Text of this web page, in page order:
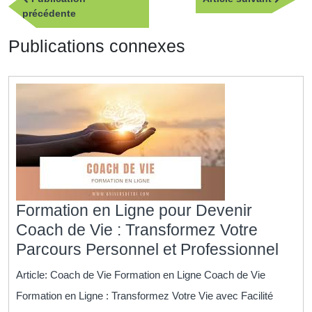
de
l’article
précédentePublication
précédente
Publications connexes
Formation en Ligne pour Devenir
Coach de Vie : Transformez Votre
Parcours Personnel et Professionnel
Article: Coach de Vie Formation en Ligne Coach de Vie
Formation en Ligne : Transformez Votre Vie avec Facilité